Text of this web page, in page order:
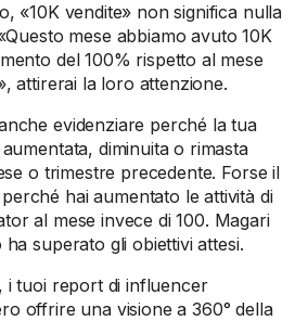
«10K vendite» non significa nulla
mese abbiamo avuto 10K
del 100% rispetto al mese
attirerai la loro attenzione.
evidenziare perché la tua
diminuita o rimasta
o trimestre precedente. Forse il
hai aumentato le attività di
al mese invece di 100. Magari
superato gli obiettivi attesi.
i tuoi report di influencer
offrire una visione a 360° della